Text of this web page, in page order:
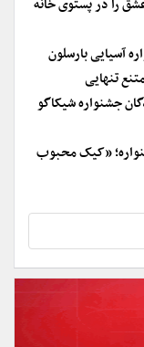
را در پستوی خانه
تنهایی
جشنواره شیکاگو
و صناعی‌ها در راه ۳ جشنواره؛ «کیک محبوب